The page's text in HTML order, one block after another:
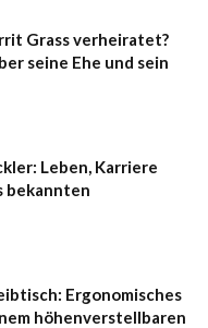
Grass verheiratet?
seine Ehe und sein
Leben, Karriere
bekannten
Ergonomisches
höhenverstellbaren